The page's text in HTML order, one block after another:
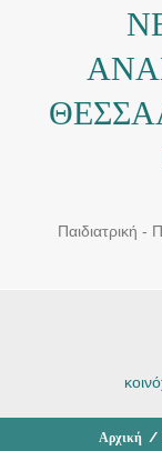
Παιδιατρική -
Αρχική /